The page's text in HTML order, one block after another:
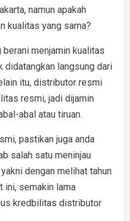
namun apakah
kualitas yang sama?
menjamin kualitas
didatangkan langsung dari
itu, distributor resmi
resmi, jadi dijamin
abal atau tiruan.
pastikan juga anda
salah satu meninjau
dengan melihat tahun
ini, semakin lama
kredbilitas distributor